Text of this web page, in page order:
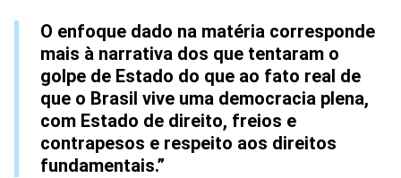
O enfoque dado na matéria corresponde
mais à narrativa dos que tentaram o
golpe de Estado do que ao fato real de
que o Brasil vive uma democracia plena,
com Estado de direito, freios e
contrapesos e respeito aos direitos
fundamentais.”